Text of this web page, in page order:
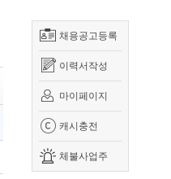
채용공고등록
이력서작성
마이페이지
캐시충전
체불사업주